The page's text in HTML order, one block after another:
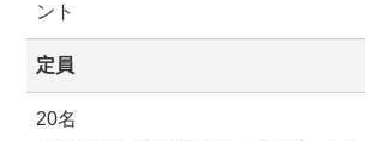
ント
定員
20名